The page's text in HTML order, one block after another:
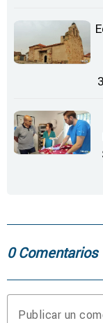
0 Comentarios
Publicar un